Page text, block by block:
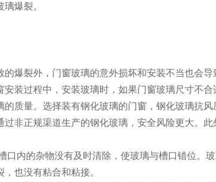
爆裂。
爆裂外，门窗玻璃的意外损坏和安装不当也会
装过程中，安装玻璃时，如果门窗玻璃尺寸不
质量。选择装有钢化玻璃的门窗，钢化玻璃抗
非正规渠道生产的钢化玻璃，安全风险更大。
口内的杂物没有及时清除，使玻璃与槽口错位
也没有粘合和粘接。